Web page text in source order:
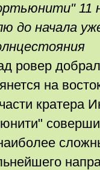
11
до начала
ровер
на
кратера